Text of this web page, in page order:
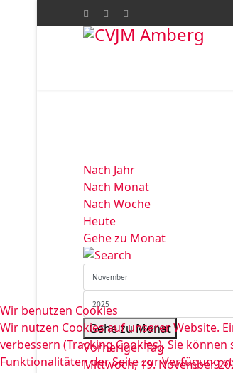
Nach Jahr
Nach Monat
Nach Woche
Heute
Gehe zu Monat
Gehe zu Monat
Vorheriger Tag
Mittwoch, 19. November
Wir benutzen Cookies
Wir nutzen Cookies auf unserer Website.
verbessern (Tracking Cookies). Sie
Funktionalitäten der Seite zur Verfügung